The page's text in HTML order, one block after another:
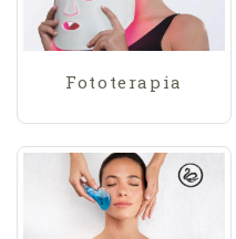
Fototerapia